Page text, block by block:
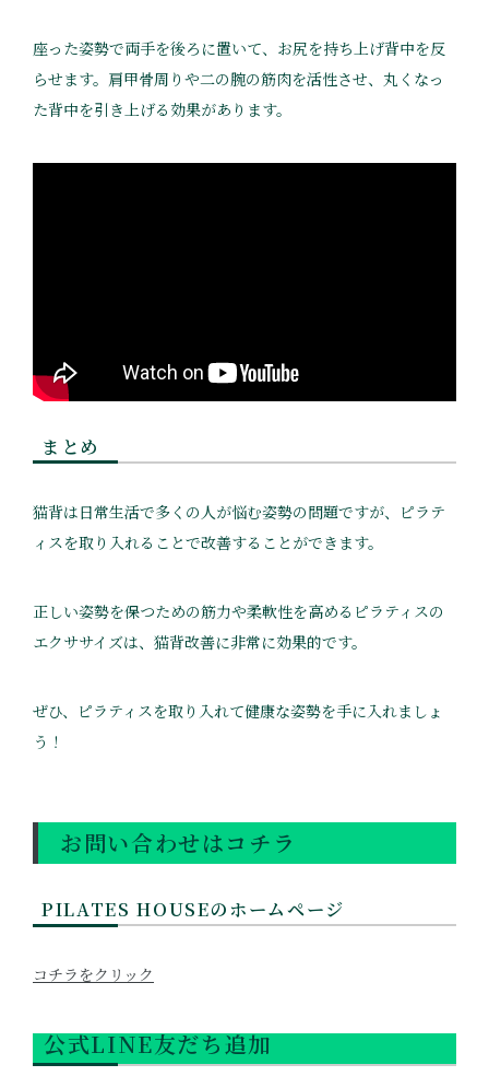
座った姿勢で両手を後ろに置いて、お尻を持ち上げ背中を反
らせます。肩甲骨周りや二の腕の筋肉を活性させ、丸くなっ
た背中を引き上げる効果があります。
まとめ
猫背は日常生活で多くの人が悩む姿勢の問題ですが、ピラテ
ィスを取り入れることで改善することができます。
正しい姿勢を保つための筋力や柔軟性を高めるピラティスの
エクササイズは、猫背改善に非常に効果的です。
ぜひ、ピラティスを取り入れて健康な姿勢を手に入れましょ
う！
お問い合わせはコチラ
PILATES HOUSEのホームページ
コチラをクリック
公式LINE友だち追加